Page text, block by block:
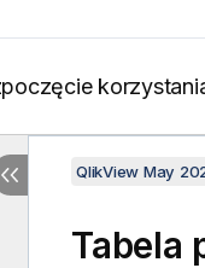
QlikView May
Tabela